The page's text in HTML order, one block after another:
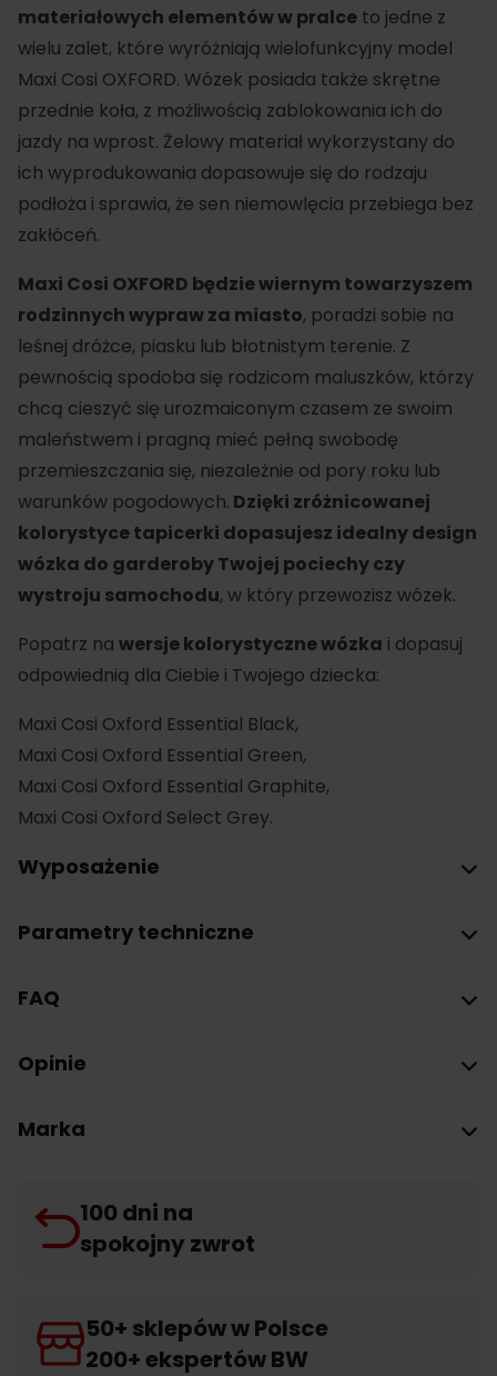
materiałowych elementów w pralce to jedne z
wielu zalet, które wyróżniają wielofunkcyjny model
Maxi Cosi OXFORD. Wózek posiada także skrętne
przednie koła, z możliwością zablokowania ich do
jazdy na wprost. Żelowy materiał wykorzystany do
ich wyprodukowania dopasowuje się do rodzaju
podłoża i sprawia, że sen niemowlęcia przebiega bez
zakłóceń.
Maxi Cosi OXFORD będzie wiernym towarzyszem
rodzinnych wypraw za miasto, poradzi sobie na
leśnej dróżce, piasku lub błotnistym terenie. Z
pewnością spodoba się rodzicom maluszków, którzy
chcą cieszyć się urozmaiconym czasem ze swoim
maleństwem i pragną mieć pełną swobodę
przemieszczania się, niezależnie od pory roku lub
warunków pogodowych. Dzięki zróżnicowanej
kolorystyce tapicerki dopasujesz idealny design
wózka do garderoby Twojej pociechy czy
wystroju samochodu, w który przewozisz wózek.
Popatrz na wersje kolorystyczne wózka i dopasuj
odpowiednią dla Ciebie i Twojego dziecka:
Maxi Cosi Oxford Essential Black,
Maxi Cosi Oxford Essential Green,
Maxi Cosi Oxford Essential Graphite,
Maxi Cosi Oxford Select Grey.
Wyposażenie
Parametry techniczne
FAQ
Opinie
Marka
100 dni na
spokojny zwrot
50+ sklepów w Polsce
200+ ekspertów BW